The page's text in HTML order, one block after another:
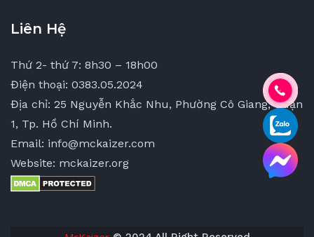
Liên Hệ
Thứ 2- thứ 7: 8h30 – 18h00
Điện thoại: 0383.05.2024
Địa chỉ: 25 Nguyễn Khắc Nhu, Phường Cô Giang, Quận
1, Tp. Hồ Chí Minh.
Email: info@mckaizer.com
Website: mckaizer.org